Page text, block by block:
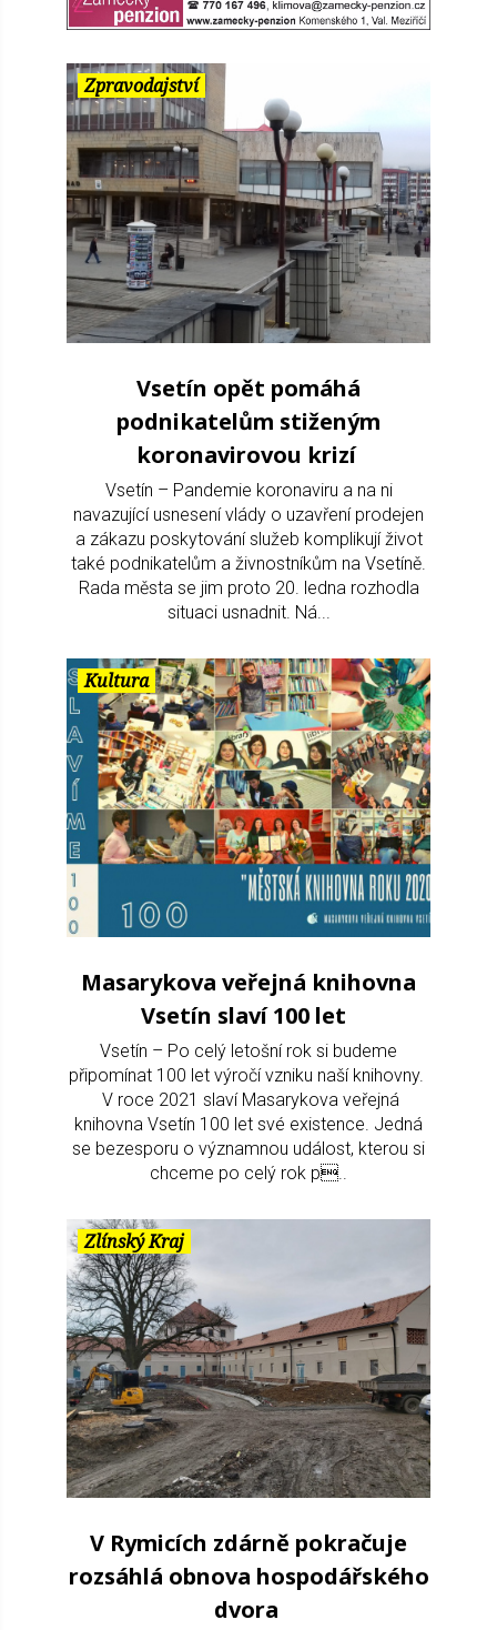
Zpravodajství
Vsetín opět pomáhá
podnikatelům stiženým
koronavirovou krizí
Vsetín – Pandemie koronaviru a na ni
navazující usnesení vlády o uzavření prodejen
a zákazu poskytování služeb komplikují život
také podnikatelům a živnostníkům na Vsetíně.
Rada města se jim proto 20. ledna rozhodla
situaci usnadnit. Ná...
Kultura
Masarykova veřejná knihovna
Vsetín slaví 100 let
Vsetín – Po celý letošní rok si budeme
připomínat 100 let výročí vzniku naší knihovny.
V roce 2021 slaví Masarykova veřejná
knihovna Vsetín 100 let své existence. Jedná
se bezesporu o významnou událost, kterou si
chceme po celý rok p..
Zlínský Kraj
V Rymicích zdárně pokračuje
rozsáhlá obnova hospodářského
dvora